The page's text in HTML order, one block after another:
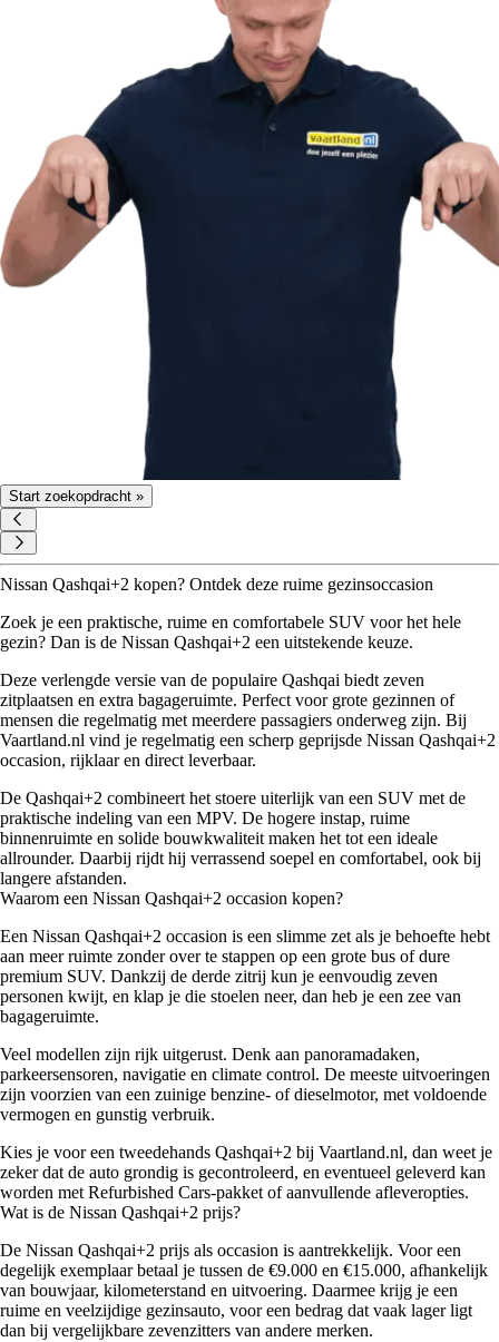
Start zoekopdracht »
Nissan Qashqai+2 kopen? Ontdek deze ruime gezinsoccasion
Zoek je een praktische, ruime en comfortabele SUV voor het hele
gezin? Dan is de Nissan Qashqai+2 een uitstekende keuze.
Deze verlengde versie van de populaire Qashqai biedt zeven
zitplaatsen en extra bagageruimte. Perfect voor grote gezinnen of
mensen die regelmatig met meerdere passagiers onderweg zijn. Bij
Vaartland.nl vind je regelmatig een scherp geprijsde Nissan Qashqai+2
occasion, rijklaar en direct leverbaar.
De Qashqai+2 combineert het stoere uiterlijk van een SUV met de
praktische indeling van een MPV. De hogere instap, ruime
binnenruimte en solide bouwkwaliteit maken het tot een ideale
allrounder. Daarbij rijdt hij verrassend soepel en comfortabel, ook bij
langere afstanden.
Waarom een Nissan Qashqai+2 occasion kopen?
Een Nissan Qashqai+2 occasion is een slimme zet als je behoefte hebt
aan meer ruimte zonder over te stappen op een grote bus of dure
premium SUV. Dankzij de derde zitrij kun je eenvoudig zeven
personen kwijt, en klap je die stoelen neer, dan heb je een zee van
bagageruimte.
Veel modellen zijn rijk uitgerust. Denk aan panoramadaken,
parkeersensoren, navigatie en climate control. De meeste uitvoeringen
zijn voorzien van een zuinige benzine- of dieselmotor, met voldoende
vermogen en gunstig verbruik.
Kies je voor een tweedehands Qashqai+2 bij Vaartland.nl, dan weet je
zeker dat de auto grondig is gecontroleerd, en eventueel geleverd kan
worden met Refurbished Cars-pakket of aanvullende afleveropties.
Wat is de Nissan Qashqai+2 prijs?
De Nissan Qashqai+2 prijs als occasion is aantrekkelijk. Voor een
degelijk exemplaar betaal je tussen de €9.000 en €15.000, afhankelijk
van bouwjaar, kilometerstand en uitvoering. Daarmee krijg je een
ruime en veelzijdige gezinsauto, voor een bedrag dat vaak lager ligt
dan bij vergelijkbare zevenzitters van andere merken.